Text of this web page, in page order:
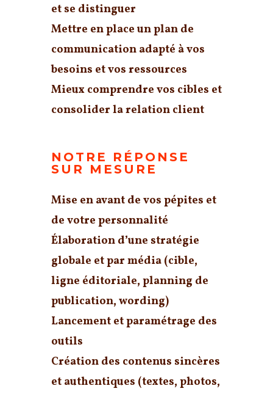
et se distinguer
Mettre en place unplan de
communication adapté à vos
besoins et vos ressources
Mieux comprendre vos cibles et
consolider la relation client
NOTRE RÉPONSE
SUR MESURE
Mise en avant de vos pépites et
de votre personnalité
Élaboration d’une stratégie
globale et par média (cible,
ligne éditoriale, planning de
publication, wording)
Lancement et paramétrage des
outils
Création des contenus sincères
et authentiques (textes, photos,